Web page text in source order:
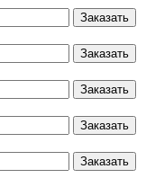
Заказать
Заказать
Заказать
Заказать
Заказать